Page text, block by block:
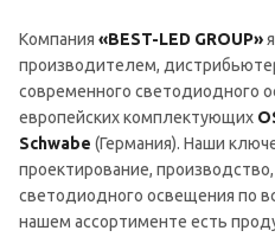
Компания «BEST-LED GROUP»
производителем,
современного светодиодного
европейских комплектующих
Schwabe (Германия). Наши
проектирование,
светодиодного освещения по
нашем ассортименте есть